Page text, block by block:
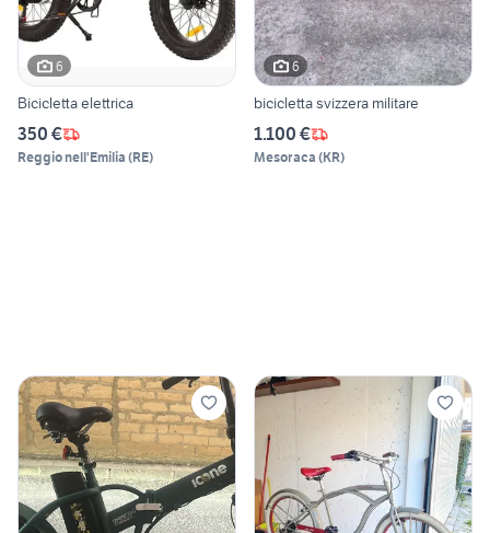
6
Bicicletta elettrica
350 €
Reggio nell'Emilia (RE)
6
bicicletta svizzera militare
1.100 €
Mesoraca (KR)